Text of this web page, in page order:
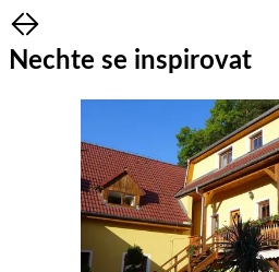
Item
1
of
Nechte se inspirovat